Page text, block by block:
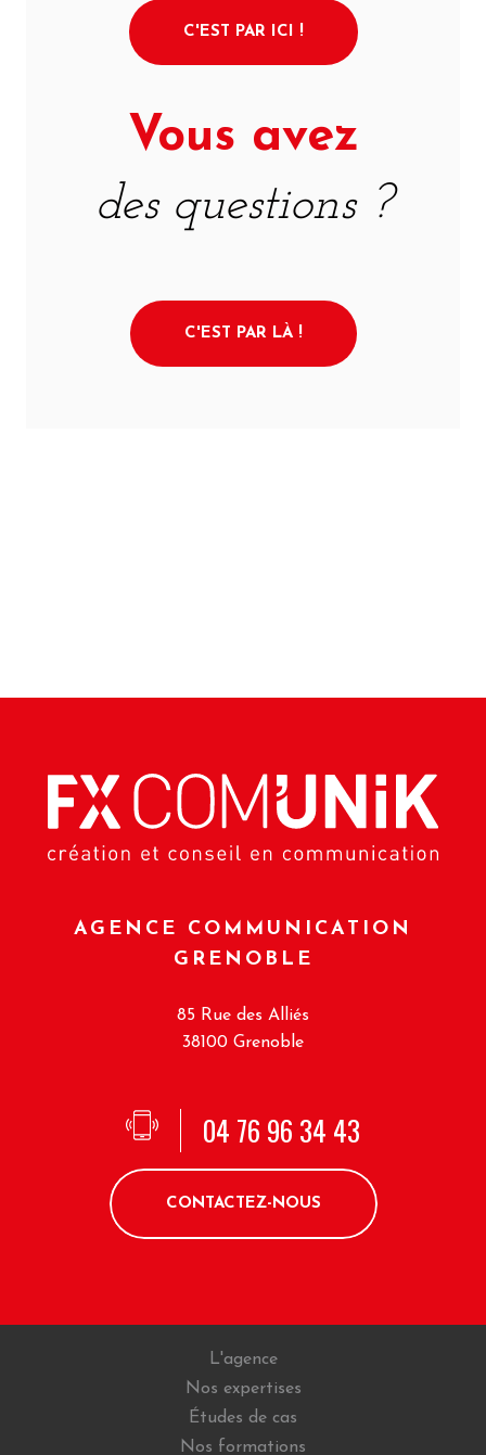
C'EST PAR ICI !
Vous avez
des questions ?
C'EST PAR LÀ !
AGENCE COMMUNICATION
GRENOBLE
85 Rue des Alliés
38100 Grenoble
04 76 96 34 43
CONTACTEZ-NOUS
L'agence
Nos expertises
Études de cas
Nos formations